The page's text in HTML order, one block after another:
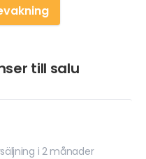
till salu
i 2 månader